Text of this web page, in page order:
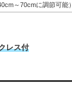
～70cmに調節可能）
レス付